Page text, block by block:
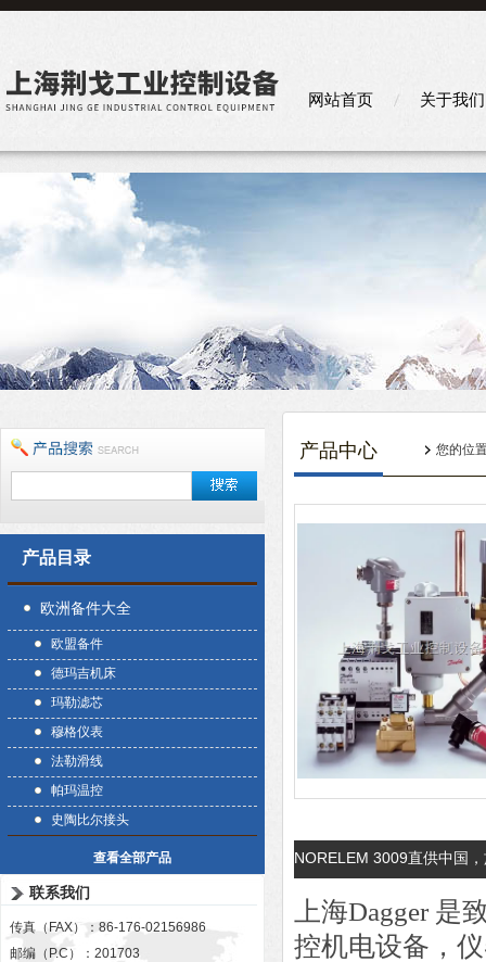
网站首页 关于我们
产品目录
欧洲备件大全
欧盟备件
德玛吉机床
玛勒滤芯
穆格仪表
法勒滑线
帕玛温控
史陶比尔接头
查看全部产品
联系我们
传真（FAX）：86-176-02156986
邮编（P.C）：201703
产品中心 您的位
NORELEM 3009直供中国
上海Dagger
控机电设备，